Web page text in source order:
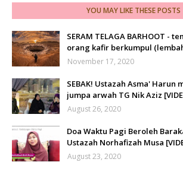
YOU MAY LIKE THESE POSTS
SERAM TELAGA BARHOOT -
orang kafir berkumpul
November 17, 2020
SEBAK! Ustazah Asma' Harun
jumpa arwah TG Nik Aziz
August 26, 2020
Doa Waktu Pagi Beroleh
Ustazah Norhafizah Musa
August 23, 2020